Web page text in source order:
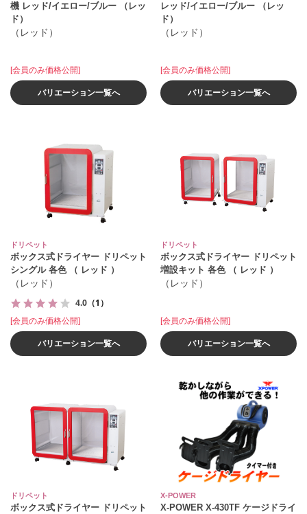
機 レッド/イエロー/ブルー （レッ
ド）
（レッド）
[会員のみ価格公開]
バリエーション一覧へ
レッド/イエロー/ブルー （レッ
ド）
（レッド）
[会員のみ価格公開]
バリエーション一覧へ
ドリペット
ボックス式ドライヤー ドリペット
シングル 各色 （ レッド ）
（レッド）
4.0 （1）
[会員のみ価格公開]
バリエーション一覧へ
ドリペット
ボックス式ドライヤー ドリペット
増設キット 各色 （ レッド ）
（レッド）
[会員のみ価格公開]
バリエーション一覧へ
ドリペット
ボックス式ドライヤー ドリペット
X-POWER
X-POWER X-430TF ケージドライ